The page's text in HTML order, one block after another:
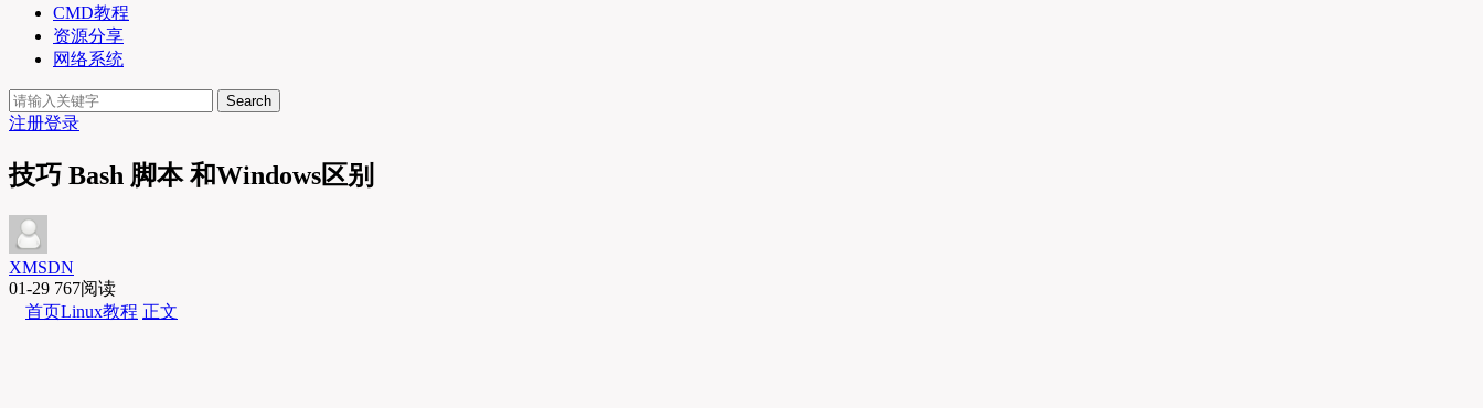
CMD教程
资源分享
网络系统
Search
注册登录
技巧 Bash 脚本 和Windows区别
XMSDN
01-29 767阅读
首页Linux教程 正文